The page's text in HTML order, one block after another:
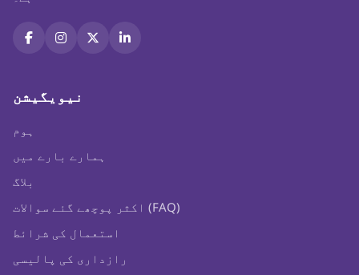
نیویگیشن
ہوم
ہمارے بارے میں
بلاگ
اکثر پوچھے گئے سوالات (FAQ)
استعمال کی شرائط
رازداری کی پالیسی